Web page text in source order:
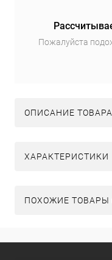
Пожалуйста
ОПИСАНИЕ ТОВАРА
ХАРАКТЕРИСТИКИ
ПОХОЖИЕ ТОВАРЫ